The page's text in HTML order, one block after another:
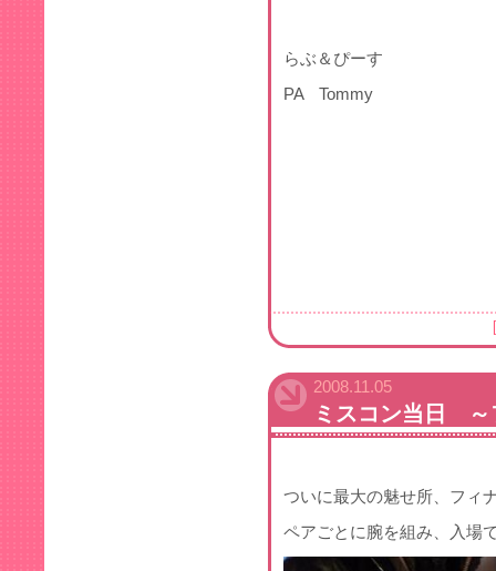
らぶ＆ぴーす
PA Tommy
[
2008.11.05
ミスコン当日 ～
ついに最大の魅せ所、フィ
ペアごとに腕を組み、入場